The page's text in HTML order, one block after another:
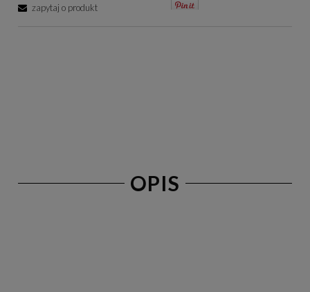
zapytaj o produkt
OPIS